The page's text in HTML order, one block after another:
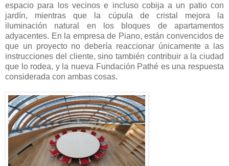
espacio para los vecinos e incluso cobija a un patio con
jardín, mientras que la cúpula de cristal mejora la
iluminación natural en los bloques de apartamentos
adyacentes. En la empresa de Piano, están convencidos de
que un proyecto no debería reaccionar únicamente a las
instrucciones del cliente, sino también contribuir a la ciudad
que lo rodea, y la nueva Fundación Pathé es una respuesta
considerada con ambas cosas.